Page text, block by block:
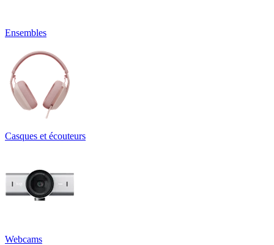
Ensembles
Casques et écouteurs
Webcams